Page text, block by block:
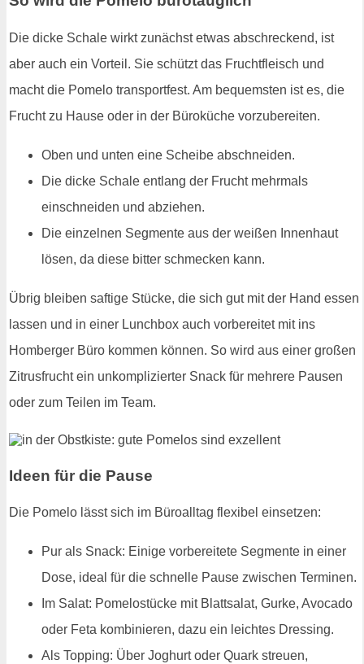
Die dicke Schale wirkt zunächst etwas abschreckend, ist
aber auch ein Vorteil. Sie schützt das Fruchtfleisch und
macht die Pomelo transportfest. Am bequemsten ist es, die
Frucht zu Hause oder in der Büroküche vorzubereiten.
Oben und unten eine Scheibe abschneiden.
Die dicke Schale entlang der Frucht mehrmals
einschneiden und abziehen.
Die einzelnen Segmente aus der weißen Innenhaut
lösen, da diese bitter schmecken kann.
Übrig bleiben saftige Stücke, die sich gut mit der Hand essen
lassen und in einer Lunchbox auch vorbereitet mit ins
Homberger Büro kommen können. So wird aus einer großen
Zitrusfrucht ein unkomplizierter Snack für mehrere Pausen
oder zum Teilen im Team.
Ideen für die Pause
Die Pomelo lässt sich im Büroalltag flexibel einsetzen:
Pur als Snack: Einige vorbereitete Segmente in einer
Dose, ideal für die schnelle Pause zwischen Terminen.
Im Salat: Pomelostücke mit Blattsalat, Gurke, Avocado
oder Feta kombinieren, dazu ein leichtes Dressing.
Als Topping: Über Joghurt oder Quark streuen,